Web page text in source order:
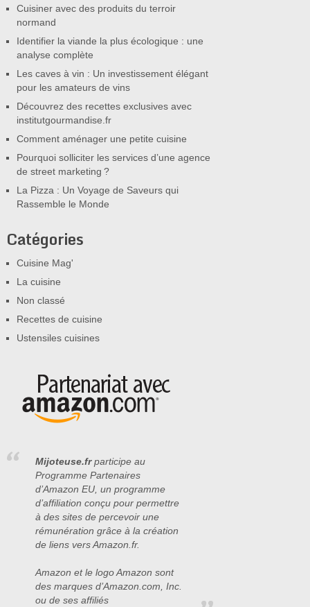
Cuisiner avec des produits du terroir
normand
Identifier la viande la plus écologique : une
analyse complète
Les caves à vin : Un investissement élégant
pour les amateurs de vins
Découvrez des recettes exclusives avec
institutgourmandise.fr
Comment aménager une petite cuisine
Pourquoi solliciter les services d’une agence
de street marketing ?
La Pizza : Un Voyage de Saveurs qui
Rassemble le Monde
Catégories
Cuisine Mag'
La cuisine
Non classé
Recettes de cuisine
Ustensiles cuisines
Mijoteuse.frparticipe au
Programme Partenaires
d’Amazon EU, un programme
d’affiliation conçu pour permettre
à des sites de percevoir une
rémunération grâce à la création
de liens vers Amazon.fr.
Amazon et le logo Amazon sont
des marques d’Amazon.com, Inc.
ou de ses affiliés